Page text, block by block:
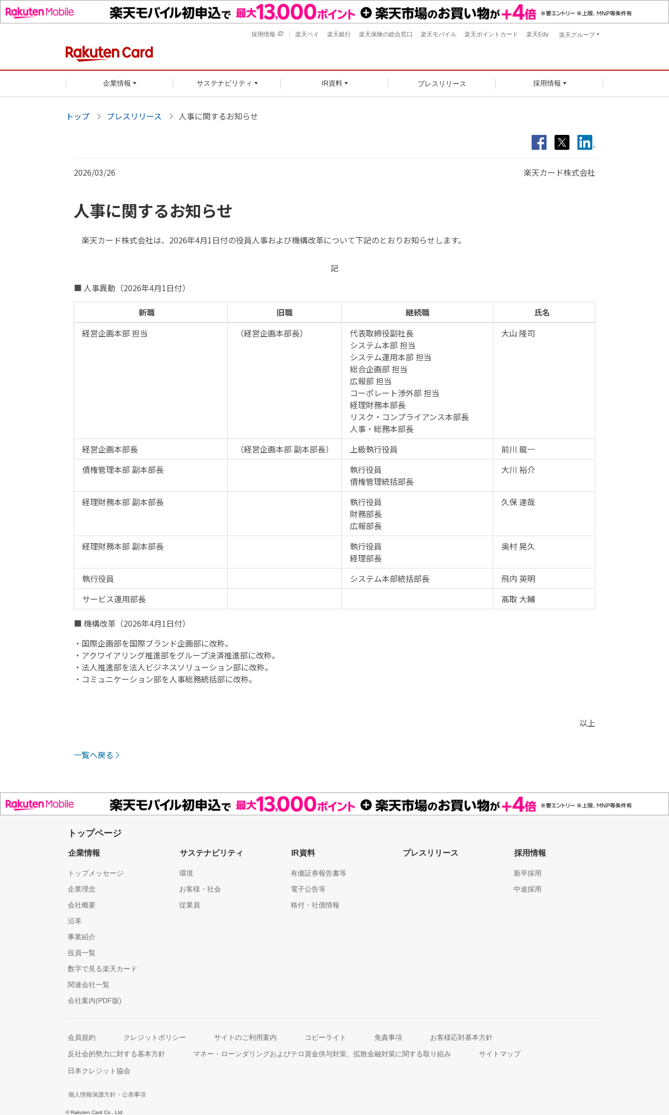
採用情報 楽天ペイ 楽天銀行 楽天保険の総合窓口 楽天モバイル 楽天ポイントカード 楽天Edy 楽天グループ
企業情報 サステナビリティ IR資料 プレスリリース 採用情報
トップ プレスリリース 人事に関するお知らせ
2026/03/26 楽天カード株式会社
人事に関するお知らせ
楽天カード株式会社は、2026年4月1日付の役員人事および機構改革について下記のとおりお知らせします。
記
■ 人事異動（2026年4月1日付）
新職 旧職 継続職
氏名
経営企画本部 担当
（経営企画本部長）
代表取締役副社長
システム本部 担当
システム運用本部 担当
総合企画部 担当
広報部 担当
コーポレート渉外部 担当
経理財務本部長
リスク・コンプライアンス本部長
人事・総務本部長
大山 隆司
経営企画本部長 （経営企画本部 副本部長） 上級執行役員
前川 龍一
債権管理本部 副本部長
執行役員
債権管理統括部長
大川 裕介
経理財務本部 副本部長
執行役員
財務部長
広報部長
久保 達哉
経理財務本部 副本部長
執行役員
経理部長
奥村 晃久
執行役員 システム本部統括部長
飛内 英明
サービス運用部長
髙取 大輔
■ 機構改革（2026年4月1日付）
・国際企画部を国際ブランド企画部に改称。
・アクワイアリング推進部をグループ決済推進部に改称。
・法人推進部を法人ビジネスソリューション部に改称。
・コミュニケーション部を人事総務統括部に改称。
以上
一覧へ戻る
トップページ
企業情報
トップメッセージ
企業理念
会社概要
沿革
事業紹介
役員一覧
数字で見る楽天カード
関連会社一覧
会社案内(PDF版)
サステナビリティ
環境
お客様・社会
従業員
IR資料
有価証券報告書等
電子公告等
格付・社債情報
プレスリリース 採用情報
新卒採用
中途採用
会員規約 クレジットポリシー サイトのご利用案内 コピーライト 免責事項 お客様応対基本方針
反社会的勢力に対する基本方針 マネー・ローンダリングおよびテロ資金供与対策、拡散金融対策に関する取り組み サイトマップ
日本クレジット協会
個人情報保護方針・公表事項
© Rakuten Card Co., Ltd.